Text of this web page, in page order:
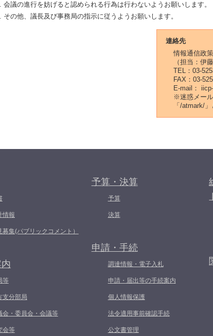
会議の進行を妨げると認められる行為は行わないようお願いします。
その他、議長及び事務局の指示に従うようお願いします。
連絡先
情報通信政
（担当：伊
TEL：03-
FAX：03-
E-mail：
※迷惑メー
「/atmark/
情報
募集(パブリックコメント）
等
支分部局
会・委員会・会議等
会等
予算・決算
予算
決算
申請・手続
調達情報・電子入札
申請・届出等の手続案内
個人情報保護
法令適用事前確認手続
公文書管理